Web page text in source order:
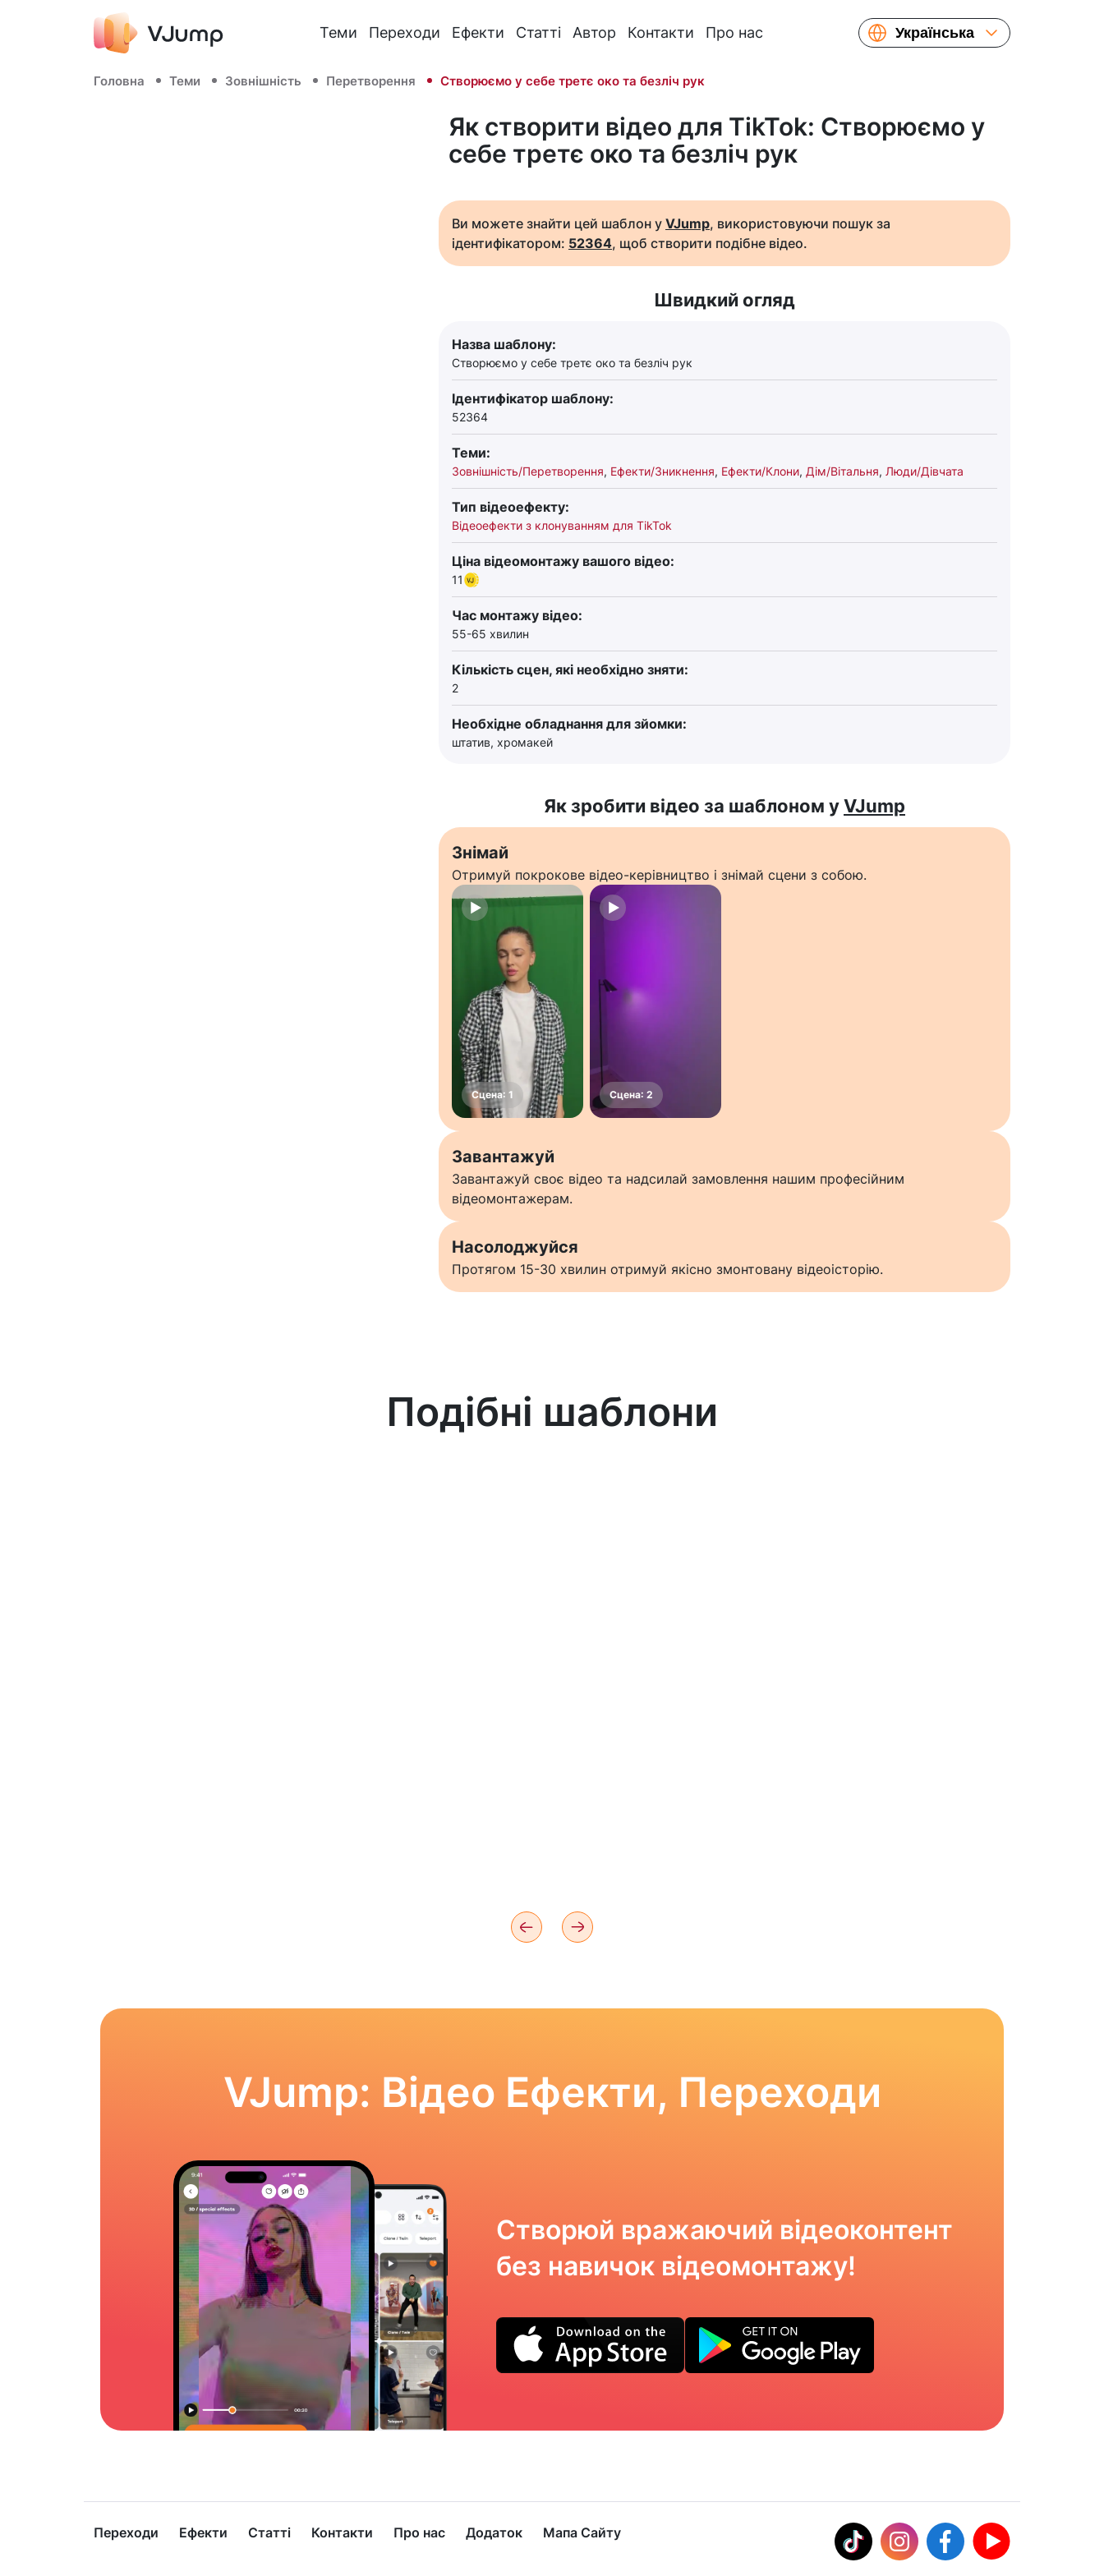
Теми Переходи Ефекти Статті Автор Контакти Про нас
Українська
Français
Головна Теми Зовнішність Перетворення Створюємо у себе третє око та безліч рук
Як створити відео для TikTok: Створюємо у
себе третє око та безліч рук
Ви можете знайти цей шаблон у VJump, використовуючи пошук за
ідентифікатором: 52364, щоб створити подібне відео.
Швидкий огляд
Назва шаблону:
Створюємо у себе третє око та безліч рук
Ідентифікатор шаблону:
52364
Теми:
Зовнішність/Перетворення, Ефекти/Зникнення, Ефекти/Клони, Дім/Вітальня, Люди/Дівчата
Тип відеоефекту:
Відеоефекти з клонуванням для TikTok
Ціна відеомонтажу вашого відео:
11
Час монтажу відео:
55-65 хвилин
Кількість сцен, які необхідно зняти:
2
Необхідне обладнання для зйомки:
штатив, хромакей
Як зробити відео за шаблоном уVJump
Знімай
Отримуй покрокове відео-керівництво і знімай сцени з собою.
Завантажуй
Завантажуй своє відео та надсилай замовлення нашим професійним
відеомонтажерам.
Насолоджуйся
Протягом 15-30 хвилин отримуй якісно змонтовану відеоісторію.
Подібні шаблони
VJump: Відео Ефекти, Переходи
Створюй вражаючий відеоконтент
без навичок відеомонтажу!
Переходи Ефекти Статті Контакти Про нас Додаток Мапа Сайту